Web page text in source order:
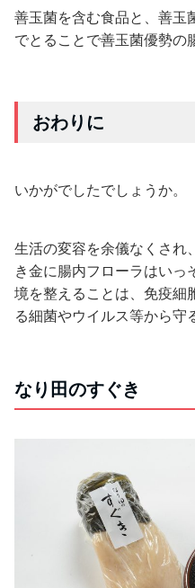
善玉菌を含む食品と、善玉
でとることで善玉菌優勢の
おわりに
いかがでしたでしょうか。
生活の変容を余儀なくされ
き金に腸内フローラはいっ
境を整えることは、免疫細
る細菌やウイルス等から守
なり田のすぐき